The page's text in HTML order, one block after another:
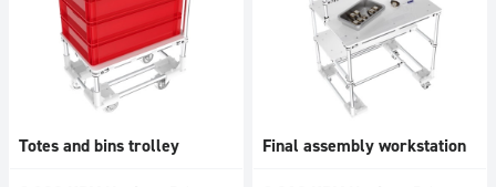
Masa
Taşıma
arabaları
rafları
Totes and bins trolley Final assembly workstation